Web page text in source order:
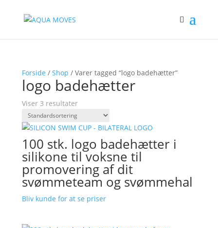
Forside / Shop / Varer tagged “logo badehætter”
logo badehætter
Viser 3 resultater
100 stk. logo badehætter i
silikone til voksne til
promovering af dit
svømmeteam og svømmehal
Bliv kunde for at se priser